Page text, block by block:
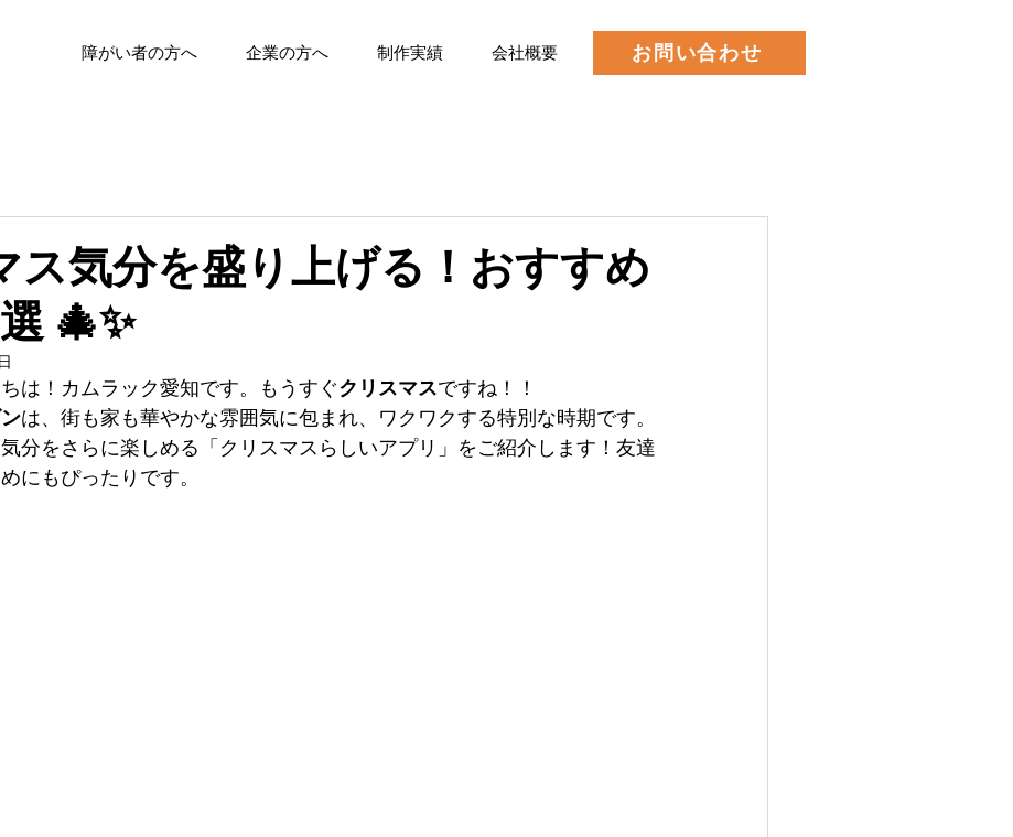
障がい者の方へ 企業の方へ 制作実績 会社概要 お問い合わせ
ス気分を盛り上げる！おすすめ
🎄✨
は！カムラック愛知です。もうすぐクリスマスですね！！
は、街も家も華やかな雰囲気に包まれ、ワクワクする特別な時期です。
分をさらに楽しめる「クリスマスらしいアプリ」をご紹介します！友達
にもぴったりです。